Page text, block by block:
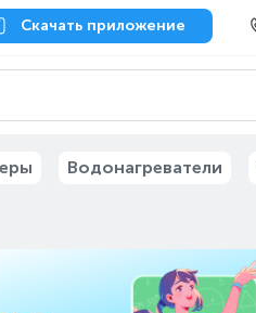
Скачать приложение
Водонагреватели